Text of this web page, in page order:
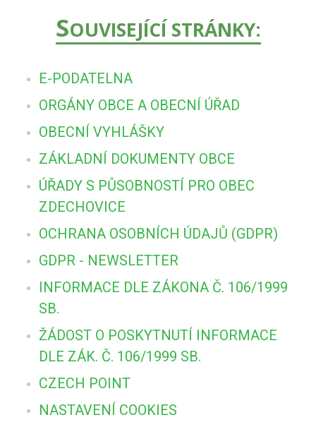
SOUVISEJÍCÍ STRÁNKY:
E-PODATELNA
ORGÁNY OBCE A OBECNÍ ÚŘAD
OBECNÍ VYHLÁŠKY
ZÁKLADNÍ DOKUMENTY OBCE
ÚŘADY S PŮSOBNOSTÍ PRO OBEC
ZDECHOVICE
OCHRANA OSOBNÍCH ÚDAJŮ (GDPR)
GDPR - NEWSLETTER
INFORMACE DLE ZÁKONA Č. 106/1999
SB.
ŽÁDOST O POSKYTNUTÍ INFORMACE
DLE ZÁK. Č. 106/1999 SB.
CZECH POINT
NASTAVENÍ COOKIES